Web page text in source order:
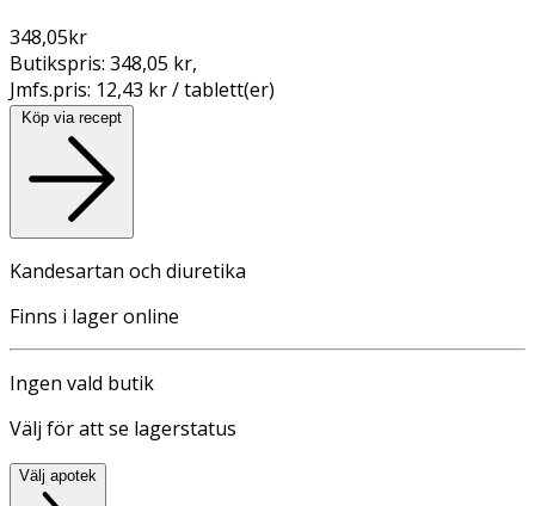
348,05kr
Butikspris: 348,05 kr,
Jmfs.pris: 12,43 kr / tablett(er)
Köp via recept
Kandesartan och diuretika
Finns i lager online
Ingen vald butik
Välj för att se lagerstatus
Välj apotek